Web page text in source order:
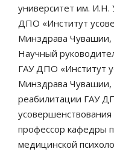
университет им. И.Н.
ДПО «Институт
Минздрава Чувашии,
Научный
ГАУ ДПО «Институт
Минздрава Чувашии,
реабилитации ГАУ
профессор кафедры
медицинской